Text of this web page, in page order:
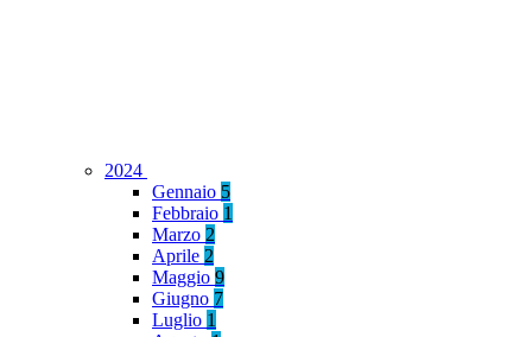
2024
Gennaio 5
Febbraio 1
Marzo 2
Aprile 2
Maggio 9
Giugno 7
Luglio 1